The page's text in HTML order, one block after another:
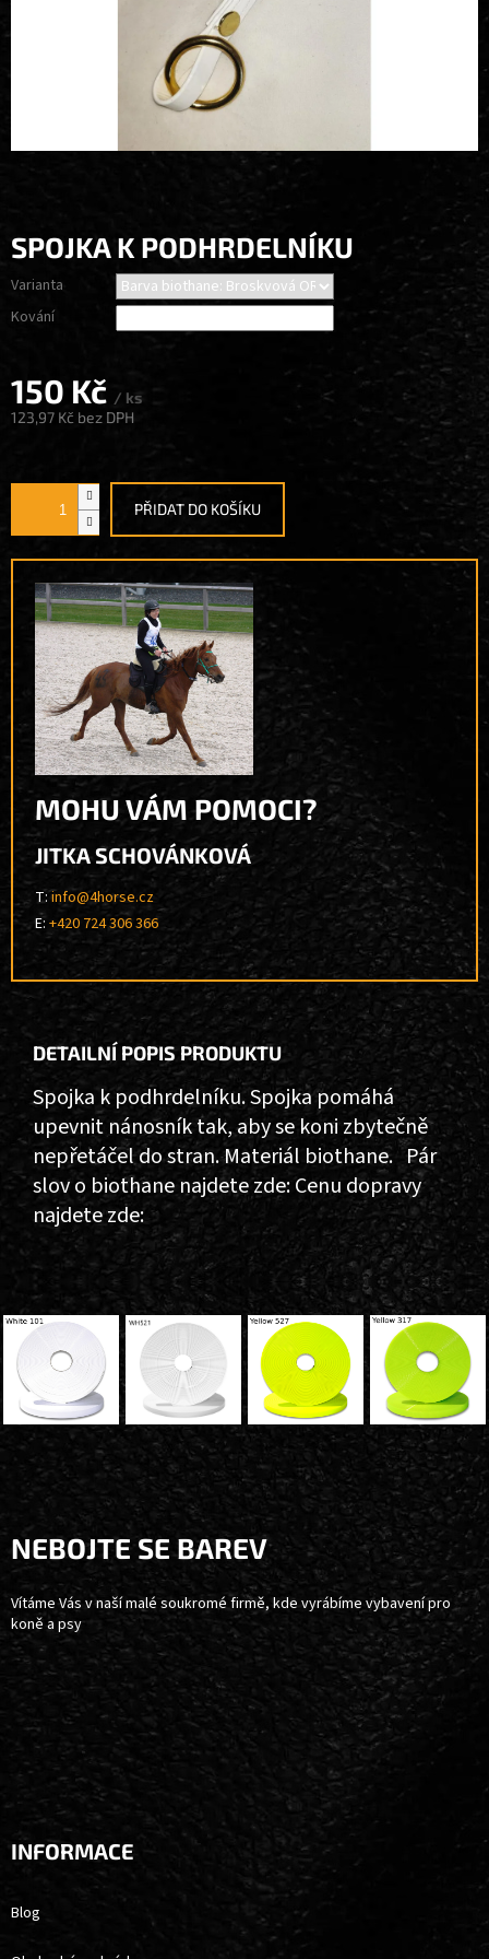
SPOJKA K PODHRDELNÍKU
150 Kč / ks
123,97 Kč bez DPH
Varianta
Kování
PŘIDAT DO KOŠÍKU
MOHU VÁM POMOCI?
JITKA SCHOVÁNKOVÁ
T:info@4horse.cz
E:+420 724 306 366
DETAILNÍ POPIS PRODUKTU
Spojka k podhrdelníku. Spojka pomáhá
upevnit nánosník tak, aby se koni zbytečně
nepřetáčel do stran. Materiál biothane. Pár
slov o biothane najdete zde: Cenu dopravy
najdete zde:
Z
ANEBOJTE SE BAREV
Vítáme Vás v naší malé soukromé firmě, kde vyrábíme vybavení pro
koně a psy
INFORMACE
Blog